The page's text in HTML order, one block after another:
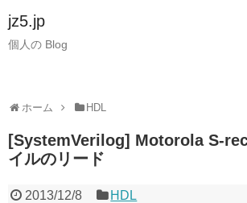
jz5.jp
個人の Blog
ホーム HDL
[SystemVerilog] Motorola S-
イルのリード
2013/12/8 HDL